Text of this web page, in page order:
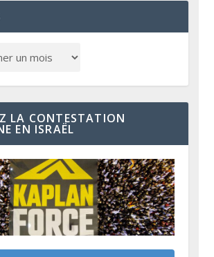
LA CONTESTATION
EN ISRAËL